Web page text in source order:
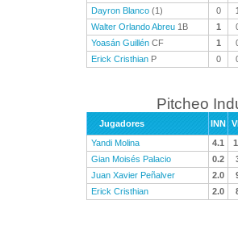
Dayron Blanco (1) 0
Walter Orlando Abreu 1B 1
Yoasán Guillén CF 1
Erick Cristhian P 0
Pitcheo
Jugadores INN
Yandi Molina
4.1
Gian Moisés Palacio
0.2
Juan Xavier Peñalver
2.0
Erick Cristhian
2.0